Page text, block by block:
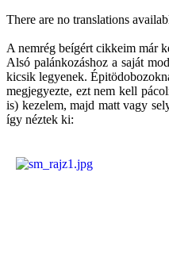
There are no translations
A nemrég beígért cikkeim már
Alsó palánkozáshoz a saját
kicsik legyenek.
megjegyezte, ezt nem kell
is) kezelem, majd matt vagy
így néztek ki: